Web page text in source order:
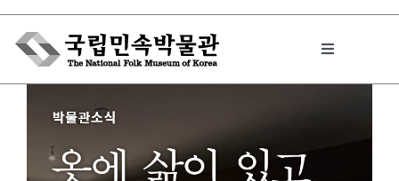
Skip
content
Toggle
박물관에서는